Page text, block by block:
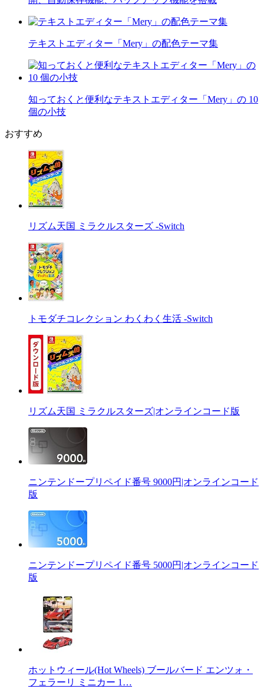
テキストエディター「Mery」の配色テーマ集
知っておくと便利なテキストエディター「Mery」の 10
個の小技
おすすめ
リズム天国 ミラクルスターズ -Switch
トモダチコレクション わくわく生活 -Switch
リズム天国 ミラクルスターズ|オンラインコード版
ニンテンドープリペイド番号 9000円|オンラインコード
版
ニンテンドープリペイド番号 5000円|オンラインコード
版
ホットウィール(Hot Wheels) ブールバード エンツォ・
フェラーリ ミニカー 1…